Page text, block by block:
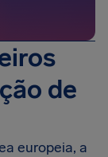
de
europeia, a